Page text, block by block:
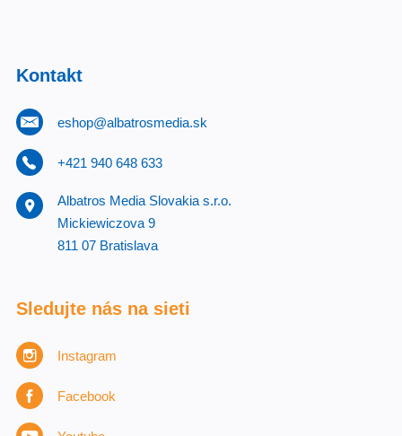
Kontakt
eshop@albatrosmedia.sk
+421 940 648 633
Albatros Media Slovakia s.r.o.
Mickiewiczova 9
811 07 Bratislava
Sledujte nás na sieti
Instagram
Facebook